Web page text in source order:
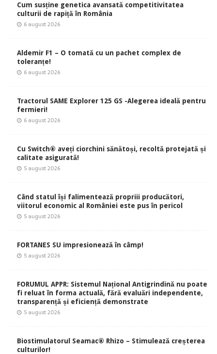
Cum susține genetica avansată competitivitatea
culturii de rapiță în România
6 august 2026
Aldemir F1 – O tomată cu un pachet complex de
toleranțe!
6 august 2026
Tractorul SAME Explorer 125 GS -Alegerea ideală pentru
fermieri!
6 august 2026
Cu Switch® aveți ciorchini sănătoși, recoltă protejată și
calitate asigurată!
5 august 2026
Când statul își falimentează propriii producători,
viitorul economic al României este pus în pericol
5 august 2026
FORTANES SU impresionează în câmp!
5 august 2026
FORUMUL APPR: Sistemul Național Antigrindină nu poate
fi reluat în forma actuală, fără evaluări independente,
transparență și eficiență demonstrate
5 august 2026
Biostimulatorul Seamac® Rhizo – Stimulează creșterea
culturilor!